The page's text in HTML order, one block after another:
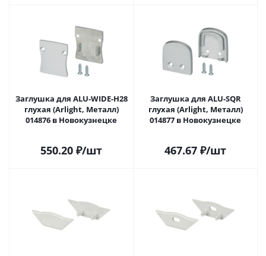
Заглушка для ALU-WIDE-H28
глухая (Arlight, Металл)
014876 в Новокузнецке
550.20 ₽/шт
Заглушка для ALU-SQR
глухая (Arlight, Металл)
014877 в Новокузнецке
467.67 ₽/шт